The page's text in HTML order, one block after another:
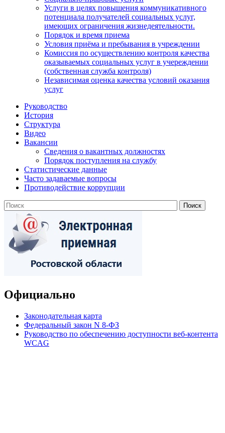
Услуги в целях повышения коммуникативного
потенциала получателей социальных услуг,
имеющих ограничения жизнедеятельности.
Порядок и время приема
Условия приёма и пребывания в учреждении
Комиссия по осуществлению контроля качества
оказываемых социальных услуг в учереждении
(собственная служба контроля)
Независимая оценка качества условий оказания
услуг
Руководство
История
Структура
Видео
Вакансии
Сведения о вакантных должностях
Порядок поступления на службу
Статистические данные
Часто задаваемые вопросы
Противодействие коррупции
Официально
Законодательная карта
Федеральный закон N 8-ФЗ
Руководство по обеспечению доступности веб-контента
WCAG